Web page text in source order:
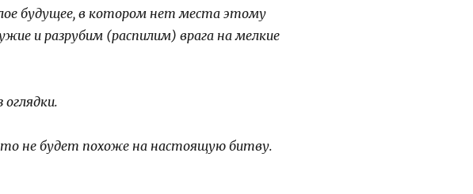
будущее, в котором нет места этому
и разрубим (распилим) врага на мелкие
не будет похоже на настоящую битву.